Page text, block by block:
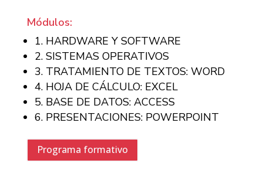
Módulos:
1. HARDWARE Y SOFTWARE
2. SISTEMAS OPERATIVOS
3. TRATAMIENTO DE TEXTOS: WORD
4. HOJA DE CÁLCULO: EXCEL
5. BASE DE DATOS: ACCESS
6. PRESENTACIONES: POWERPOINT
Programa formativo